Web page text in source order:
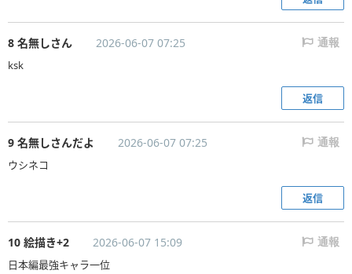
8 名無しさん 2026-06-07 07:25 通報
ksk
返信
9 名無しさんだよ 2026-06-07 07:25 通報
ウシネコ
返信
10 絵描き+2 2026-06-07 15:09 通報
日本編最強キャラ一位